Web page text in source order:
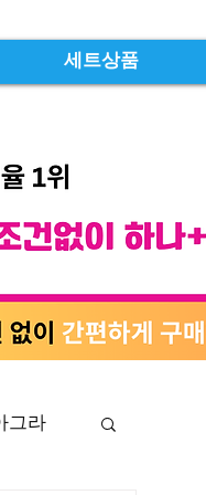
세트상품
그라